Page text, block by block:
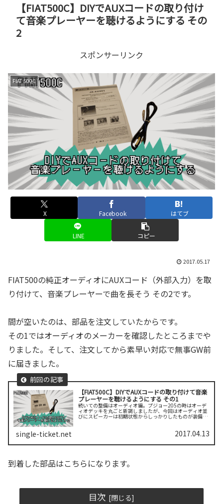
【FIAT500C】DIYでAUXコードの取り付け
て音楽プレーヤーを聴けるようにする その
2
スポンサーリンク
FIAT 500C
X Facebook はてブ
LINE コピー
2017.05.17
FIAT500の純正オーディオにAUXコード（外部入力）を取
り付けて、音楽プレーヤーで曲を長そう その2です。
間が空いたのは、部品を注文していたからです。
その1ではオーディオのメーカーを確認したところまでや
りました。そして、注文してから素早い対応で無事GW前
に届きました。
【FIAT500C】DIYでAUXコードの取り付けて音楽
プレーヤーを聴けるようにする その1
続いての整備はオーディオ編。プジョー205の時はオーデ
ィオデッキを丸ごと新調しましたが、今回はオーディオ並
びにスピーカーは初期状態からしっかりしたものが装備さ
single-ticket.net 2017.04.13
到着した部品はこちらになります。
目次